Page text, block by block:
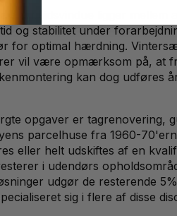
arbejdsvindue ligger
og stabilitet under
for optimal hærdning.
vil være opmærksom på, at
kan dog udføres
opgaver er
parcelhuse fra 1960-
eller helt udskiftes af en
i udendørs
udgør de resterende
sig i flere af disse